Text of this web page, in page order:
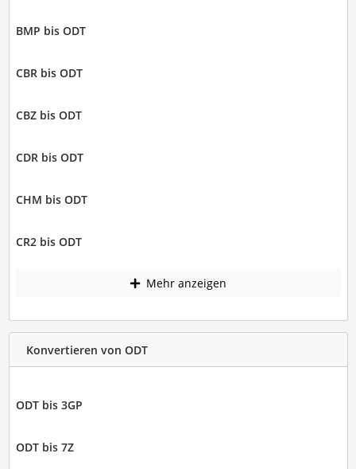
BMP bis ODT
CBR bis ODT
CBZ bis ODT
CDR bis ODT
CHM bis ODT
CR2 bis ODT
Mehr anzeigen
Konvertieren von ODT
ODT bis 3GP
ODT bis 7Z